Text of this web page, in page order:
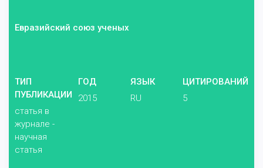
Евразийский союз ученых
ТИП
ПУБЛИКАЦИИ
статья в
журнале -
научная
статья
ГОД
2015
ЯЗЫК
RU
ЦИТИРОВАНИЙ
5